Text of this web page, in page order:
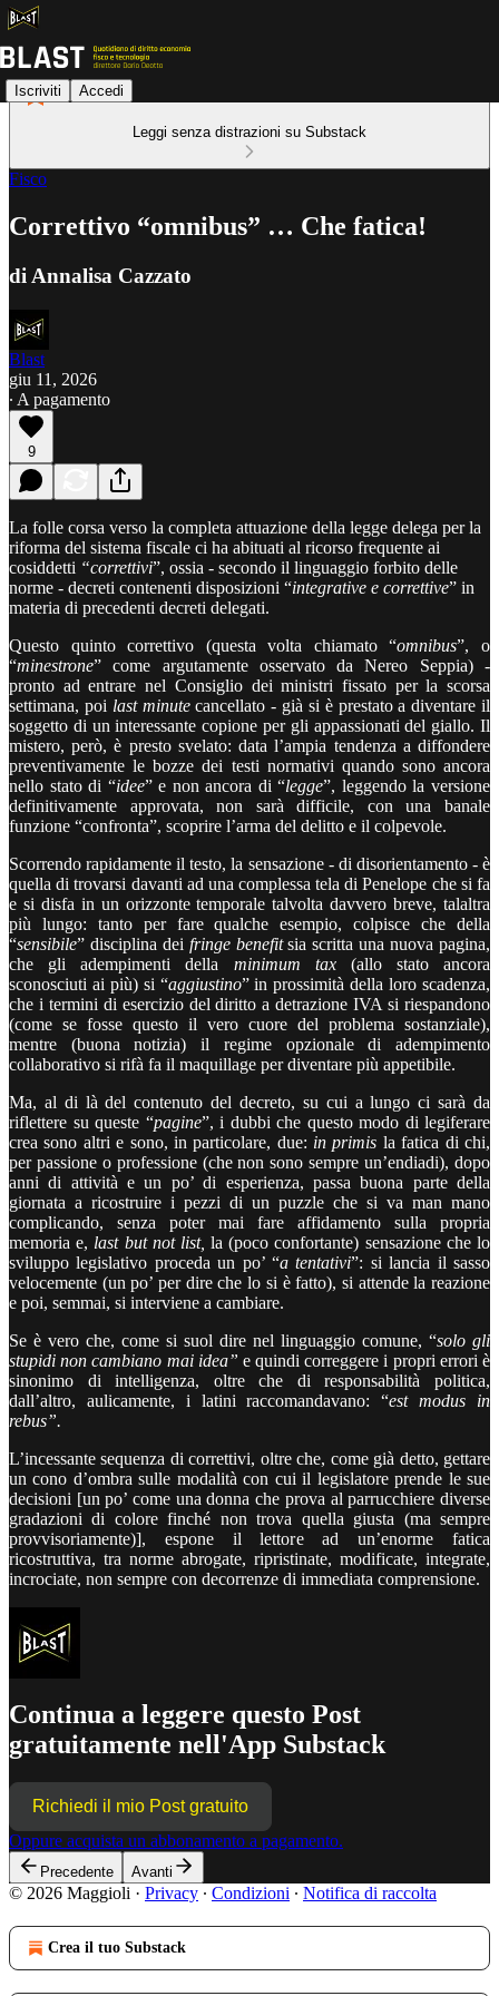
Iscriviti Accedi
Leggi senza distrazioni su Substack
Fisco
Correttivo “omnibus” … Che fatica!
di Annalisa Cazzato
Blast
giu 11, 2026
∙ A pagamento
9
La folle corsa verso la completa attuazione della legge delega per la
riforma del sistema fiscale ci ha abituati al ricorso frequente ai
cosiddetti “correttivi”, ossia - secondo il linguaggio forbito delle
norme - decreti contenenti disposizioni “integrative e correttive” in
materia di precedenti decreti delegati.
Questo quinto correttivo (questa volta chiamato “omnibus”, o
“minestrone” come argutamente osservato da Nereo Seppia) -
pronto ad entrare nel Consiglio dei ministri fissato per la scorsa
settimana, poi last minutecancellato - già si è prestato a diventare il
soggetto di un interessante copione per gli appassionati del giallo. Il
mistero, però, è presto svelato: data l’ampia tendenza a diffondere
preventivamente le bozze dei testi normativi quando sono ancora
nello stato di “idee” e non ancora di “legge”, leggendo la versione
definitivamente approvata, non sarà difficile, con una banale
funzione “confronta”, scoprire l’arma del delitto e il colpevole.
Scorrendo rapidamente il testo, la sensazione - di disorientamento - è
quella di trovarsi davanti ad una complessa tela di Penelope che si fa
e si disfa in un orizzonte temporale talvolta davvero breve, talaltra
più lungo: tanto per fare qualche esempio, colpisce che della
“sensibile” disciplina dei fringe benefitsia scritta una nuova pagina,
che gli adempimenti della minimum tax(allo stato ancora
sconosciuti ai più) si “aggiustino” in prossimità della loro scadenza,
che i termini di esercizio del diritto a detrazione IVA si riespandono
(come se fosse questo il vero cuore del problema sostanziale),
mentre (buona notizia) il regime opzionale di adempimento
collaborativo si rifà fa il maquillage per diventare più appetibile.
Ma, al di là del contenuto del decreto, su cui a lungo ci sarà da
riflettere su queste “pagine”, i dubbi che questo modo di legiferare
crea sono altri e sono, in particolare, due: in primis la fatica di chi,
per passione o professione (che non sono sempre un’endiadi), dopo
anni di attività e un po’ di esperienza, passa buona parte della
giornata a ricostruire i pezzi di un puzzle che si va man mano
complicando, senza poter mai fare affidamento sulla propria
memoria e, last but not list, la (poco confortante) sensazione che lo
sviluppo legislativo proceda un po’ “a tentativi”: si lancia il sasso
velocemente (un po’ per dire che lo si è fatto), si attende la reazione
e poi, semmai, si interviene a cambiare.
Se è vero che, come si suol dire nel linguaggio comune, “solo gli
stupidi non cambiano mai idea” e quindi correggere i propri errori è
sinonimo di intelligenza, oltre che di responsabilità politica,
dall’altro, aulicamente, i latini raccomandavano: “est modus in
rebus”.
L’incessante sequenza di correttivi, oltre che, come già detto, gettare
un cono d’ombra sulle modalità con cui il legislatore prende le sue
decisioni [un po’ come una donna che prova al parrucchiere diverse
gradazioni di colore finché non trova quella giusta (ma sempre
provvisoriamente)], espone il lettore ad un’enorme fatica
ricostruttiva, tra norme abrogate, ripristinate, modificate, integrate,
incrociate, non sempre con decorrenze di immediata comprensione.
Continua a leggere questo Post
gratuitamente nell'App Substack
Richiedi il mio Post gratuito
Oppure acquista un abbonamento a pagamento.
Precedente Avanti
© 2026 Maggioli · Privacy ∙ Condizioni ∙ Notifica di raccolta
Crea il tuo Substack